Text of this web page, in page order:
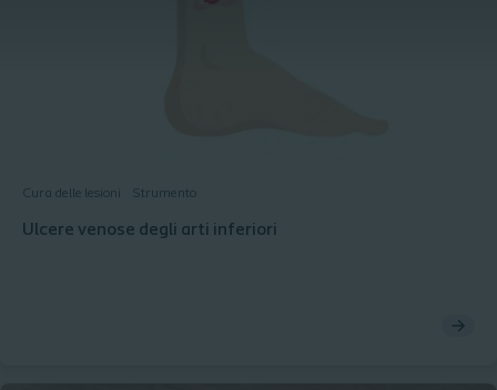
Cura delle lesioni Strumento
Ulcere venose degli arti inferiori